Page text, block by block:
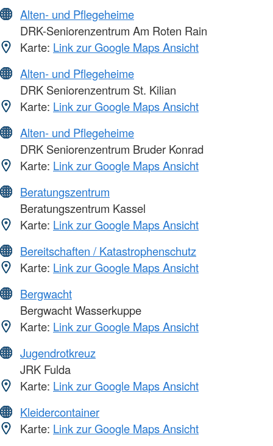
Alten- und Pflegeheime
DRK-Seniorenzentrum Am Roten Rain
Karte: Link zur Google Maps Ansicht
Alten- und Pflegeheime
DRK Seniorenzentrum St. Kilian
Karte: Link zur Google Maps Ansicht
Alten- und Pflegeheime
DRK Seniorenzentrum Bruder Konrad
Karte: Link zur Google Maps Ansicht
Beratungszentrum
Beratungszentrum Kassel
Karte: Link zur Google Maps Ansicht
Bereitschaften / Katastrophenschutz
Karte: Link zur Google Maps Ansicht
Bergwacht
Bergwacht Wasserkuppe
Karte: Link zur Google Maps Ansicht
Jugendrotkreuz
JRK Fulda
Karte: Link zur Google Maps Ansicht
Kleidercontainer
Karte: Link zur Google Maps Ansicht